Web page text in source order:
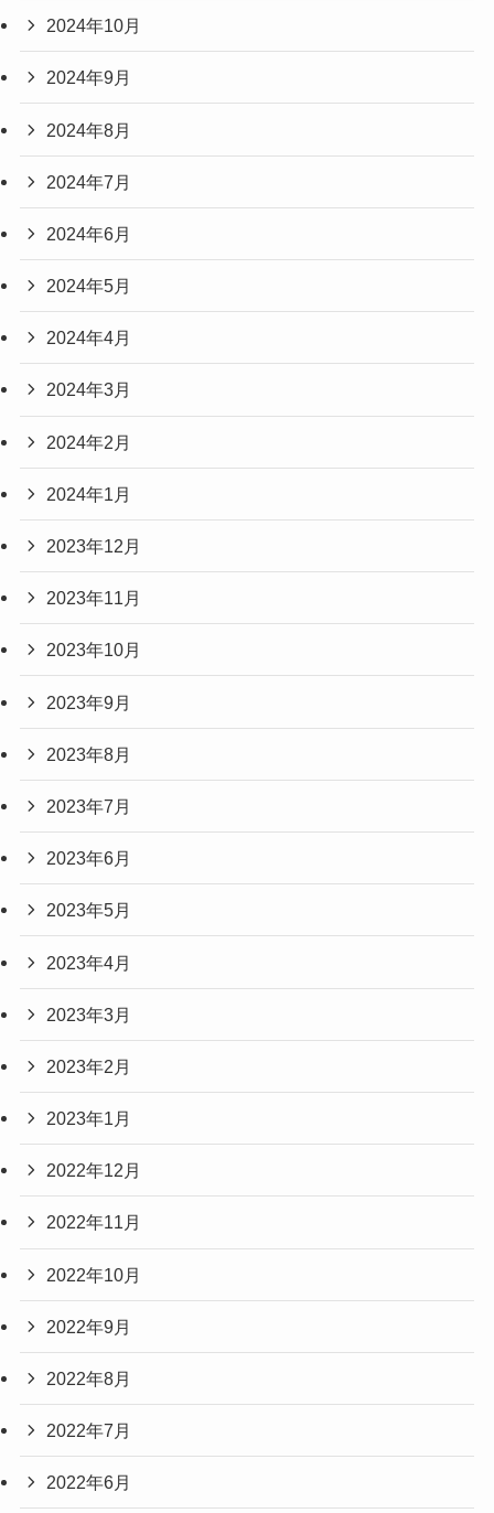
2024年10月
2024年9月
2024年8月
2024年7月
2024年6月
2024年5月
2024年4月
2024年3月
2024年2月
2024年1月
2023年12月
2023年11月
2023年10月
2023年9月
2023年8月
2023年7月
2023年6月
2023年5月
2023年4月
2023年3月
2023年2月
2023年1月
2022年12月
2022年11月
2022年10月
2022年9月
2022年8月
2022年7月
2022年6月